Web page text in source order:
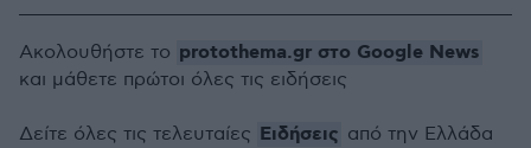
Ακολουθήστε το protothema.gr στο Google News
και μάθετε πρώτοι όλες τις ειδήσεις
Δείτε όλες τις τελευταίες Ειδήσεις από την Ελλάδα